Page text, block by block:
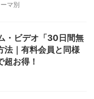
マ別
・ビデオ「30日間無
法｜有料会員と同様
お得！